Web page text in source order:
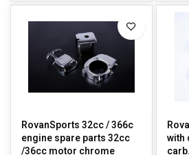
RovanSports 32cc / 366c
engine spare parts 32cc
/36cc motor chrome
with
carb.